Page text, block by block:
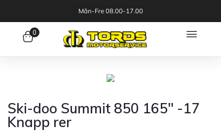
Mån-Fre 08.00-17.00
0
Ski-doo Summit 850 165″ -17
Knapp rer